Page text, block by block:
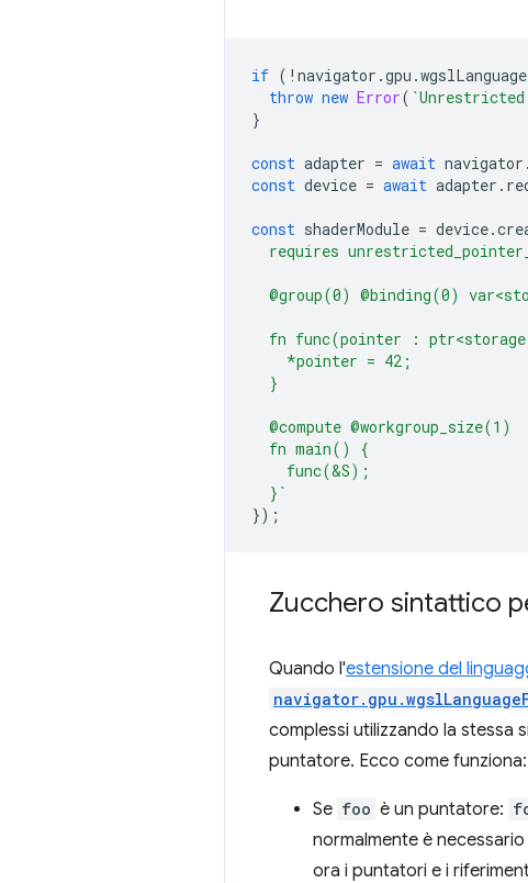
if ( ! navigator .gpu .
throw new Error(
}
const adapter = await navigator .
const device = await adapter .
const shaderModule = device.
requires
@group(0) @binding(0)
fn func(pointer :
    *pointer = 42;
  }
  @compute @workgroup_size(1)
  fn main() {
    func(&S);
  }`
});
Zucchero sintattico
Quando l'estensione del
complessi utilizzando la stessa
puntatore. Ecco come funziona:
Se foo è un puntatore:
normalmente è
ora i puntatori e i